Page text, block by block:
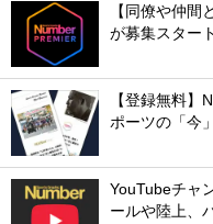
【同僚や仲間
が募集スター
【登録無料】
ポーツの「今
YouTubeチャ
ールや陸上、